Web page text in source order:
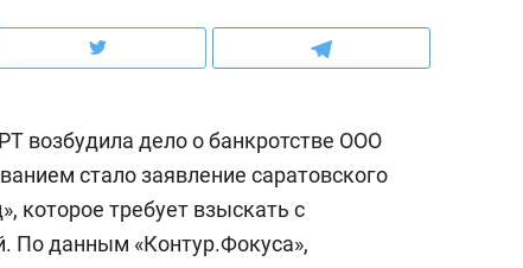
возбудила дело о банкротстве ООО
стало заявление саратовского
которое требует взыскать с
По данным «Контур.Фокуса»,
до квартиры и Face
Опыт выживания в дикой